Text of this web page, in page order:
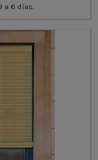
a 6 días.